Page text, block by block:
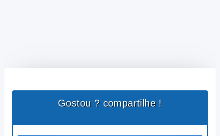
Gostou ? compartilhe !